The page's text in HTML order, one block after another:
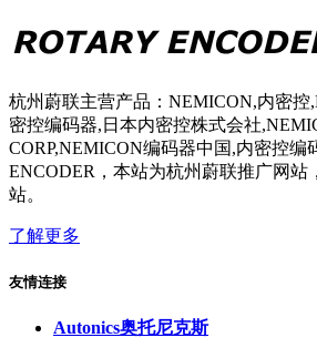
杭州蔚联主营产品：NEMICON,内密控
密控编码器,日本内密控株式会社
CORP,NEMICON编码器中国,内密控编
ENCODER，本站为杭州蔚联推广网站
站。
了解更多
友情连接
Autonics奥托尼克斯